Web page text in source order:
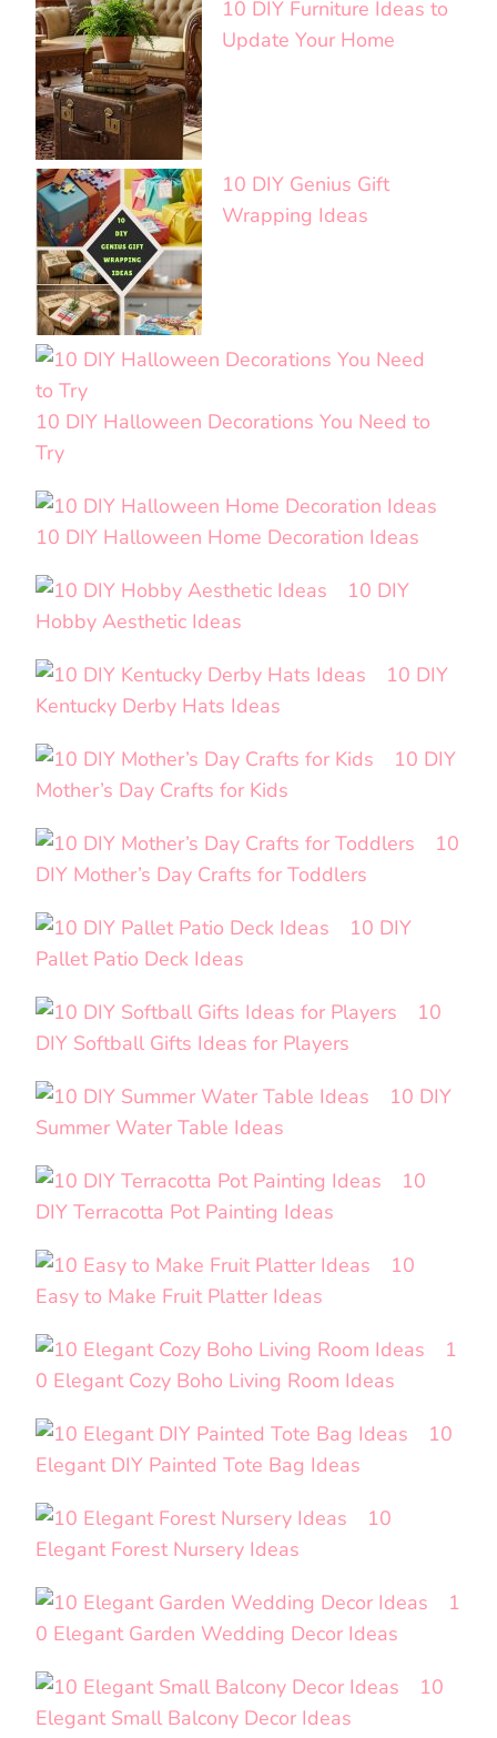
10 DIY Furniture Ideas to
Update Your Home
10 DIY Genius Gift
Wrapping Ideas
10 DIY Halloween Decorations You Need to
Try
10 DIY Halloween Home Decoration Ideas
10 DIY
Hobby Aesthetic Ideas
10 DIY
Kentucky Derby Hats Ideas
10 DIY
Mother’s Day Crafts for Kids
10
DIY Mother’s Day Crafts for Toddlers
10 DIY
Pallet Patio Deck Ideas
10
DIY Softball Gifts Ideas for Players
10 DIY
Summer Water Table Ideas
10
DIY Terracotta Pot Painting Ideas
10
Easy to Make Fruit Platter Ideas
1
0 Elegant Cozy Boho Living Room Ideas
10
Elegant DIY Painted Tote Bag Ideas
10
Elegant Forest Nursery Ideas
1
0 Elegant Garden Wedding Decor Ideas
10
Elegant Small Balcony Decor Ideas